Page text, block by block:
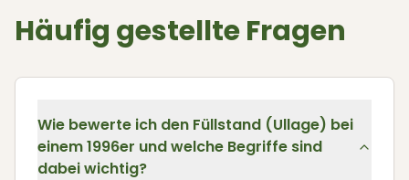
Häufig gestellte Fragen
Wie bewerte ich den Füllstand (Ullage) bei
einem 1996er und welche Begriffe sind
dabei wichtig?